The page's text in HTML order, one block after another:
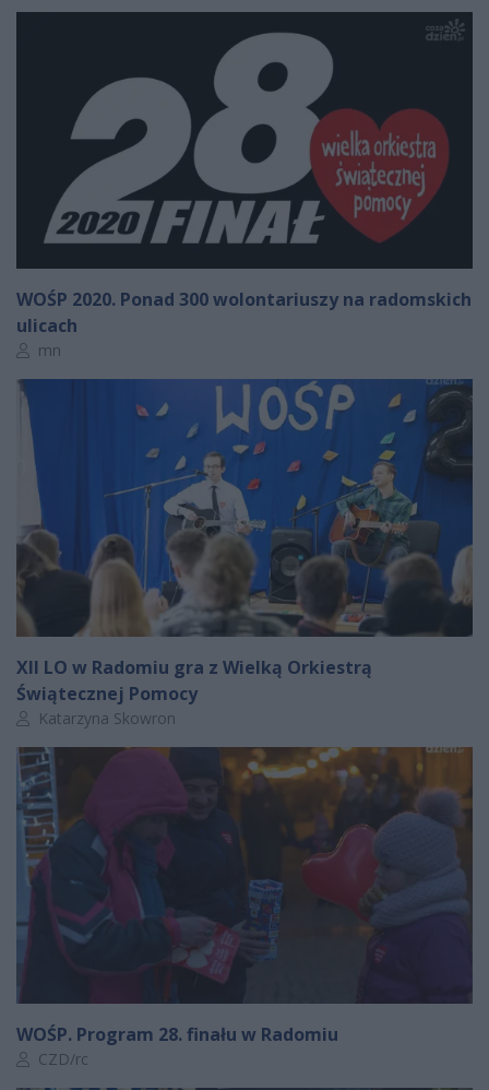
WOŚP 2020. Ponad 300 wolontariuszy na radomskich
ulicach
Autor artykułu:
mn
XII LO w Radomiu gra z Wielką Orkiestrą
Świątecznej Pomocy
Autor artykułu:
Katarzyna Skowron
WOŚP. Program 28. finału w Radomiu
Autor artykułu:
CZD/rc